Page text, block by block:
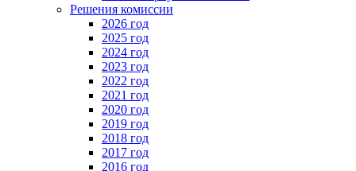
Решения комиссии
2026 год
2025 год
2024 год
2023 год
2022 год
2021 год
2020 год
2019 год
2018 год
2017 год
2016 год